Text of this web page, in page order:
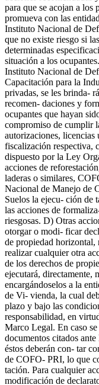
para que se acojan a
promueva con las
Instituto Nacional de
que no existe riesgo si
determinadas
situación a los
Instituto Nacional de
Capacitación para la
privadas, se les brinda-
recomen- daciones y
ocupantes que hayan
compromiso de cumplir
autorizaciones, licencias
fiscalización respectiva,
dispuesto por la Ley
acciones de
laderas o similares,
Nacional de Manejo de
Suelos la ejecu- ción de
las acciones de
riesgosas. D) Otras
otorgar o modi- ficar
de propiedad horizontal,
realizar cualquier otra
de los derechos de
ejecutará, directamente,
encargándoselos a la
de Vi- vienda, la cual
plazo y bajo las
responsabilidad, en
Marco Legal. En caso
documentos citados
éstos deberán con- tar
de COFO- PRI, lo que
tación. Para cualquier
modificación de